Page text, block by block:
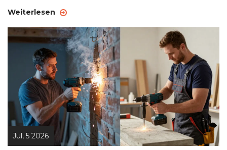
Weiterlesen
Jul, 5 2026